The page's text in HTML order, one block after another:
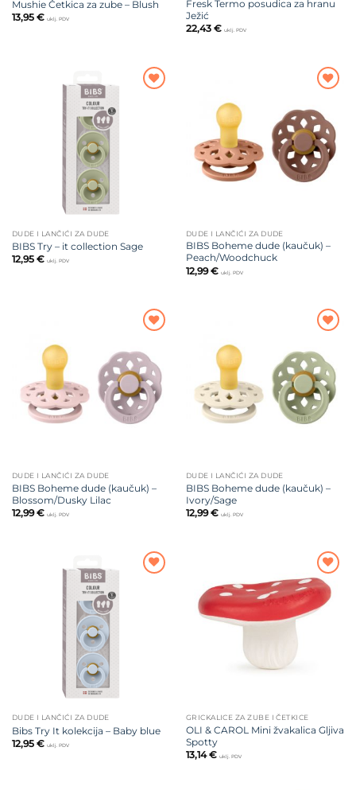
Mushie Četkica za zube – Blush
13,95 € uklj. PDV
Fresk Termo posudica za hranu
Ježić
22,43 € uklj. PDV
DUDE I LANČIĆI ZA DUDE
BIBS Try – it collection Sage
12,95 € uklj. PDV
na listu
želja
DUDE I LANČIĆI ZA DUDE
BIBS Boheme dude (kaučuk) –
Peach/Woodchuck
12,99€ uklj. PDV
na listu
želja
DUDE I LANČIĆI ZA DUDE
BIBS Boheme dude (kaučuk) –
Blossom/Dusky Lilac
12,99€ uklj. PDV
na listu
želja
DUDE I LANČIĆI ZA DUDE
BIBS Boheme dude (kaučuk) –
Ivory/Sage
12,99€ uklj. PDV
DUDE I LANČIĆI ZA DUDE
Bibs Try It kolekcija – Baby blue
12,95 € uklj. PDV
Dodajte
na listu
želja
GRICKALICE ZA ZUBE I ČETKICE
OLI & CAROL Mini žvakalica Gljiva
Spotty
13,14€ uklj. PDV